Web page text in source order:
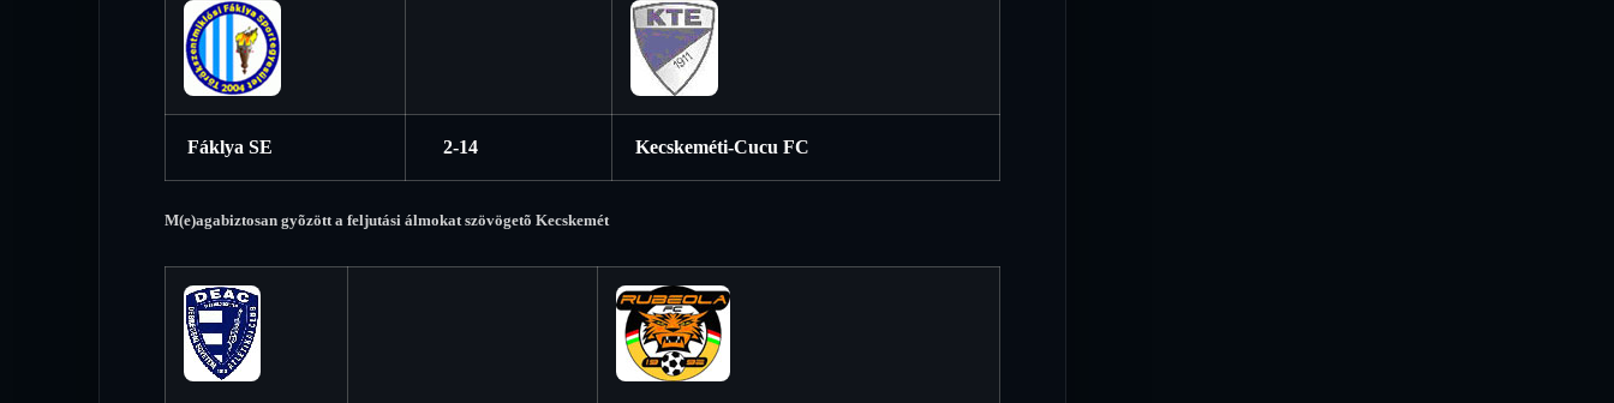
Fáklya SE 2-14 Kecskeméti-Cucu FC
M(e)agabiztosan gyõzött a feljutási álmokat szövögetõ Kecskemét